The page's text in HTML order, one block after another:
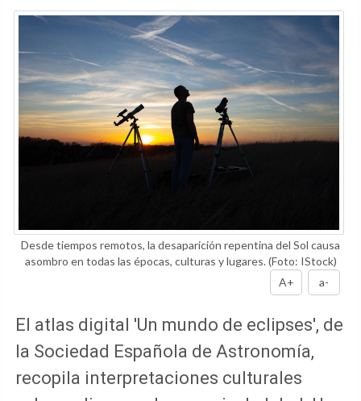
Desde tiempos remotos, la desaparición repentina del Sol causa
asombro en todas las épocas, culturas y lugares.(Foto: IStock)
A+
a-
El atlas digital 'Un mundo de eclipses', de
la Sociedad Española de Astronomía,
recopila interpretaciones culturales